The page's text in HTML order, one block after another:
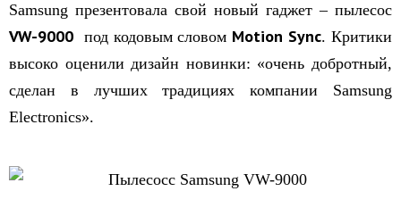
Samsung презентовала свой новый гаджет – пылесос
VW-9000 под кодовым словом Motion Sync. Критики
высоко оценили дизайн новинки: «очень добротный,
сделан в лучших традициях компании Samsung
Electronics».